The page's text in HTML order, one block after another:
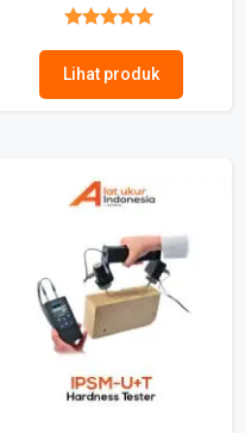
Lihat produk